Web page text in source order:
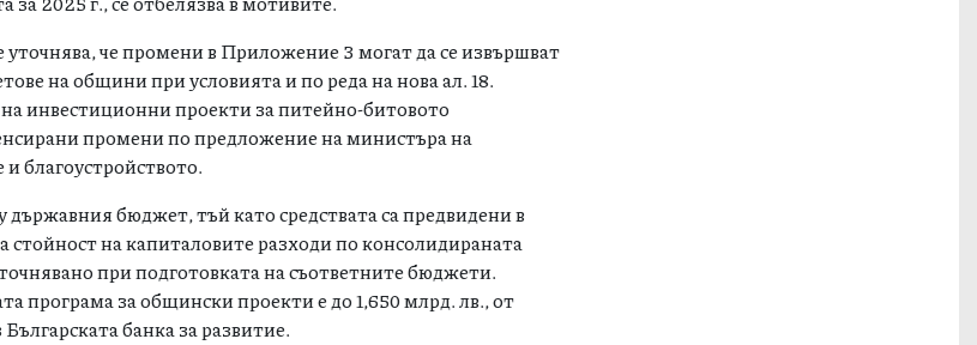
уточнява, че промени в Приложение 3 могат да се извършват
на общини при условията и по реда на нова ал. 18.
инвестиционни проекти за питейно-битовото
промени по предложение на министъра на
благоустройството.
държавния бюджет, тъй като средствата са предвидени в
на капиталовите разходи по консолидираната
при подготовката на съответните бюджети.
програма за общински проекти е до 1,650 млрд. лв., от
банка за развитие.